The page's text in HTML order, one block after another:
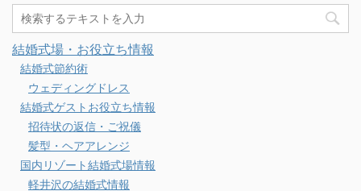
結婚式場・お役立ち情報
結婚式節約術
ウェディングドレス
結婚式ゲストお役立ち情報
招待状の返信・ご祝儀
髪型・ヘアアレンジ
国内リゾート結婚式場情報
軽井沢の結婚式情報